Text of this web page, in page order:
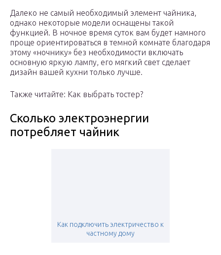
Далеко не самый необходимый элемент чайника,
однако некоторые модели оснащены такой
функцией. В ночное время суток вам будет намного
проще ориентироваться в темной комнате благодаря
этому «ночнику» без необходимости включать
основную яркую лампу, его мягкий свет сделает
дизайн вашей кухни только лучше.
Также читайте: Как выбрать тостер?
Сколько электроэнергии
потребляет чайник
Как подключить электричество к
частному дому